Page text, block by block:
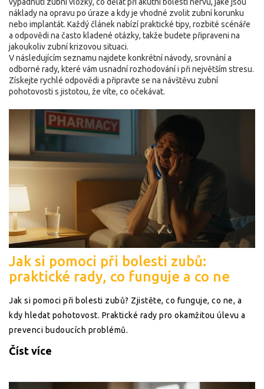
náklady na opravu po úraze a kdy je vhodné zvolit zubní korunku
nebo implantát. Každý článek nabízí praktické tipy, rozbité scénáře
a odpovědi na často kladené otázky, takže budete připraveni na
jakoukoliv zubní krizovou situaci.
V následujícím seznamu najdete konkrétní návody, srovnání a
odborné rady, které vám usnadní rozhodování i při největším stresu.
Získejte rychlé odpovědi a připravte se na návštěvu zubní
pohotovosti s jistotou, že víte, co očekávat.
Jak si pomoci při bolesti zubů:
praktické rady, co funguje a co ne
Jak si pomoci při bolesti zubů? Zjistěte, co funguje, co ne, a
kdy hledat pohotovost. Praktické rady pro okamžitou úlevu a
prevenci budoucích problémů.
Číst více